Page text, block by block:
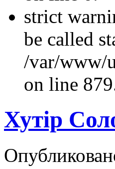
strict
be called
/var/www/
on line
Хутір